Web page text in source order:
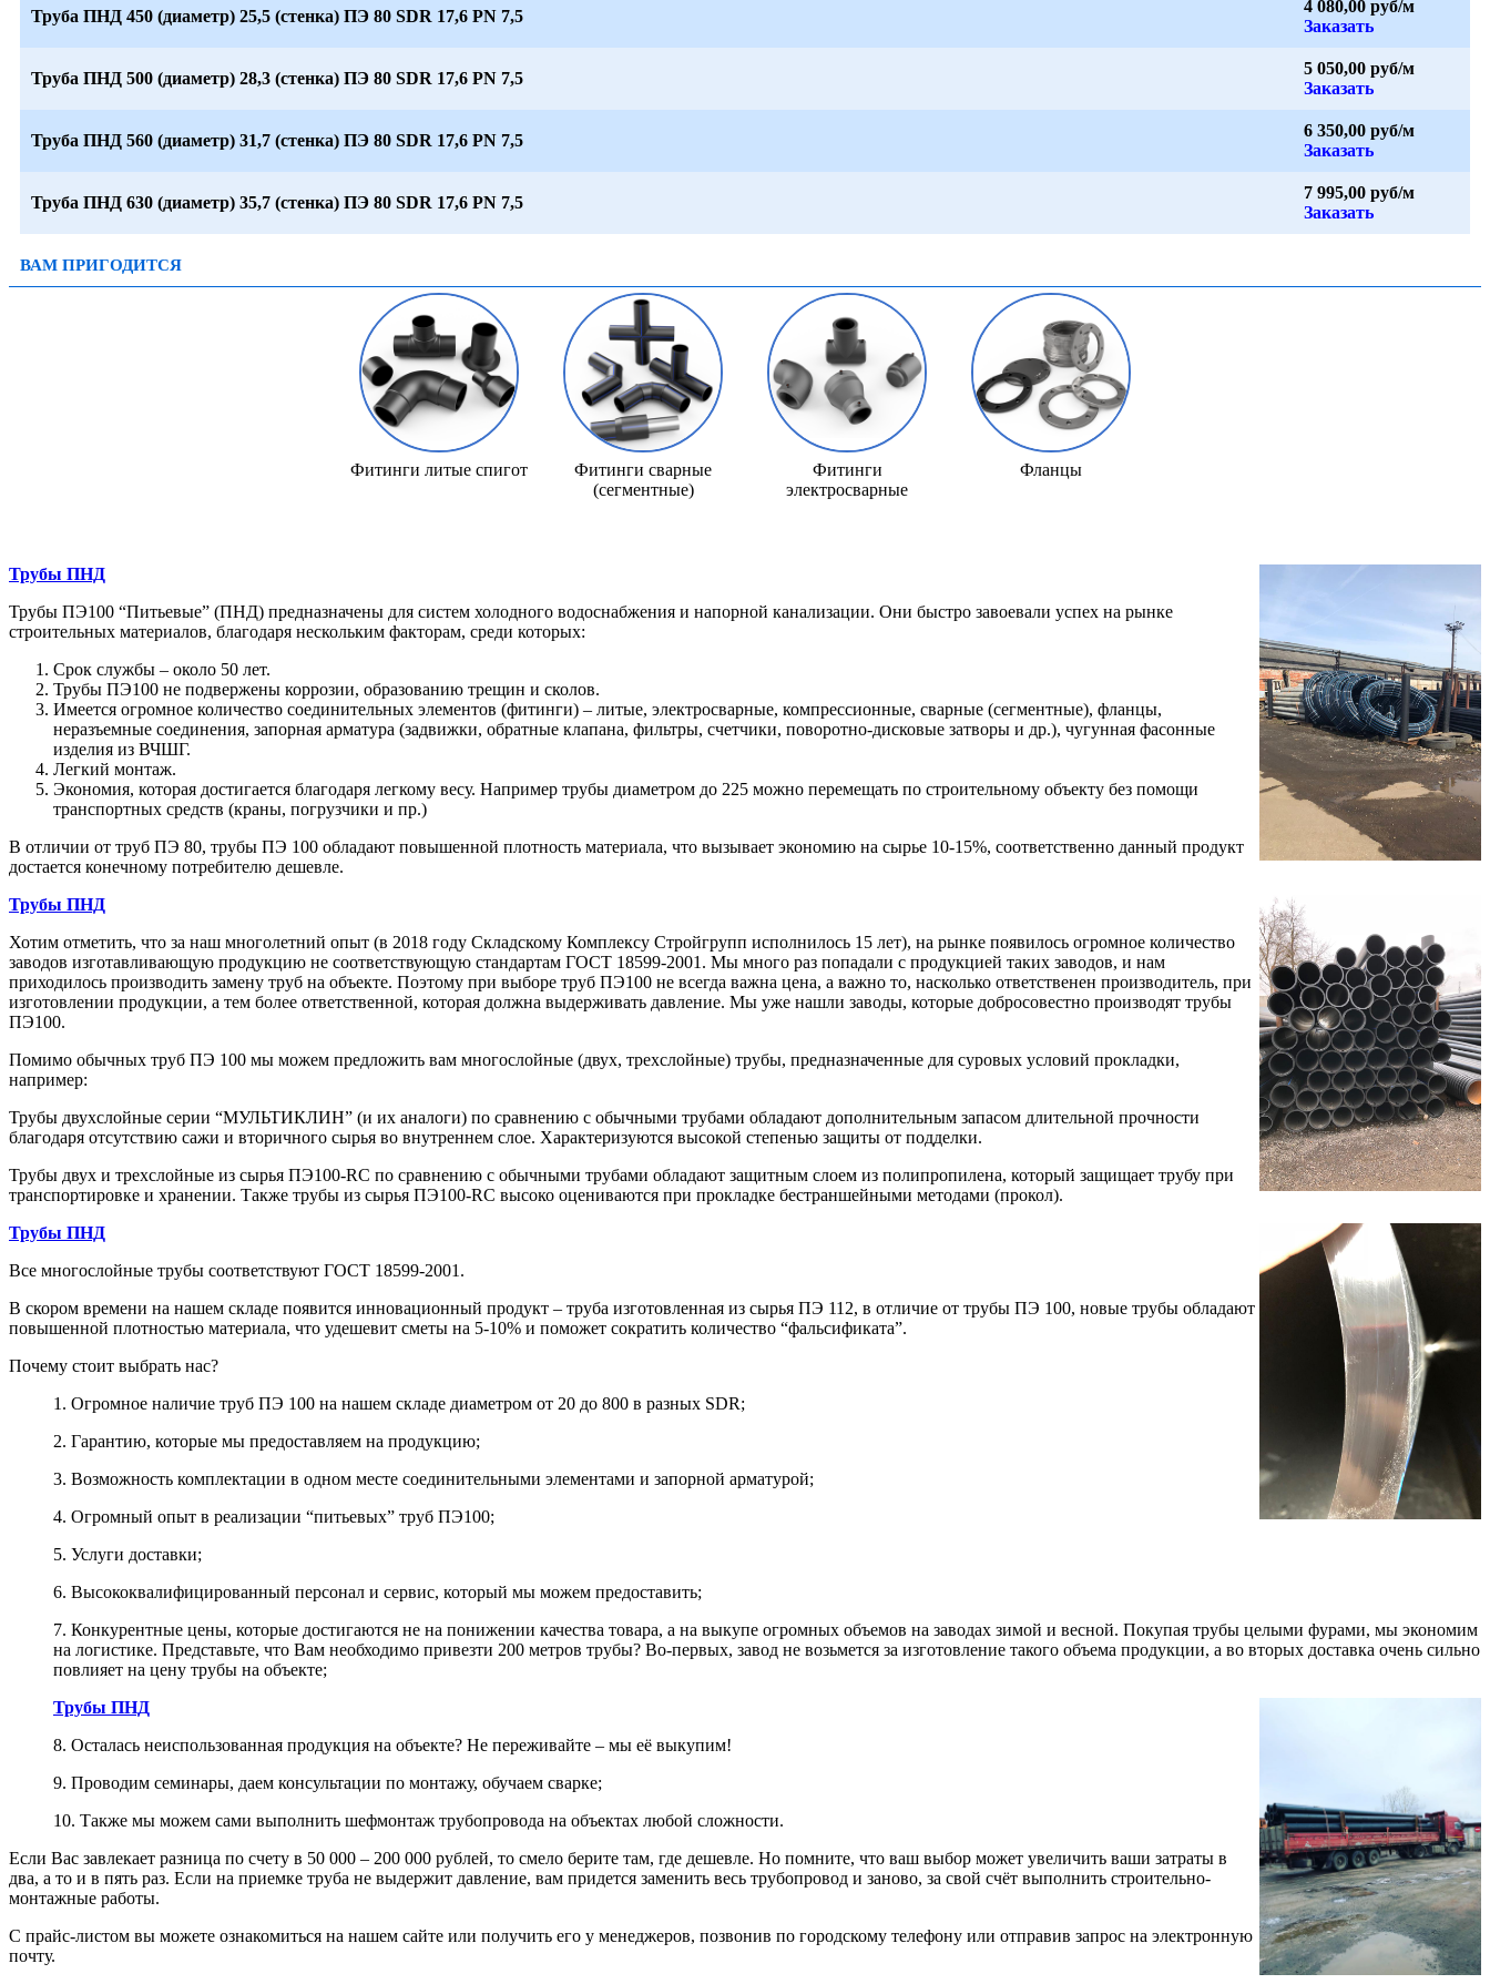
Труба ПНД 450 (диаметр) 25,5 (стенка) ПЭ 80 SDR 17,6 PN 7,5
4 080,00 руб/м
Заказать
Труба ПНД 500 (диаметр) 28,3 (стенка) ПЭ 80 SDR 17,6 PN 7,5
5 050,00 руб/м
Заказать
Труба ПНД 560 (диаметр) 31,7 (стенка) ПЭ 80 SDR 17,6 PN 7,5
6 350,00 руб/м
Заказать
Труба ПНД 630 (диаметр) 35,7 (стенка) ПЭ 80 SDR 17,6 PN 7,5
7 995,00 руб/м
Заказать
ВАМ ПРИГОДИТСЯ
Фитинги литые спигот
Фитинги сварные
(сегментные)
Фитинги
электросварные
Фланцы
Трубы ПНД
Трубы ПЭ100 “Питьевые” (ПНД) предназначены для систем холодного водоснабжения и напорной канализации. Они быстро завоевали успех на рынке
строительных материалов, благодаря нескольким факторам, среди которых:
Срок службы – около 50 лет.
Трубы ПЭ100 не подвержены коррозии, образованию трещин и сколов.
Имеется огромное количество соединительных элементов (фитинги) – литые, электросварные, компрессионные, сварные (сегментные), фланцы,
неразъемные соединения, запорная арматура (задвижки, обратные клапана, фильтры, счетчики, поворотно-дисковые затворы и др.), чугунная фасонные
изделия из ВЧШГ.
Легкий монтаж.
Экономия, которая достигается благодаря легкому весу. Например трубы диаметром до 225 можно перемещать по строительному объекту без помощи
транспортных средств (краны, погрузчики и пр.)
В отличии от труб ПЭ 80, трубы ПЭ 100 обладают повышенной плотность материала, что вызывает экономию на сырье 10-15%, соответственно данный продукт
достается конечному потребителю дешевле.
Трубы ПНД
Хотим отметить, что за наш многолетний опыт (в 2018 году Складскому Комплексу Стройгрупп исполнилось 15 лет), на рынке появилось огромное количество
заводов изготавливающую продукцию не соответствующую стандартам ГОСТ 18599-2001. Мы много раз попадали с продукцией таких заводов, и нам
приходилось производить замену труб на объекте. Поэтому при выборе труб ПЭ100 не всегда важна цена, а важно то, насколько ответственен производитель, при
изготовлении продукции, а тем более ответственной, которая должна выдерживать давление. Мы уже нашли заводы, которые добросовестно производят трубы
ПЭ100.
Помимо обычных труб ПЭ 100 мы можем предложить вам многослойные (двух, трехслойные) трубы, предназначенные для суровых условий прокладки,
например:
Трубы двухслойные серии “МУЛЬТИКЛИН” (и их аналоги) по сравнению с обычными трубами обладают дополнительным запасом длительной прочности
благодаря отсутствию сажи и вторичного сырья во внутреннем слое. Характеризуются высокой степенью защиты от подделки.
Трубы двух и трехслойные из сырья ПЭ100-RC по сравнению с обычными трубами обладают защитным слоем из полипропилена, который защищает трубу при
транспортировке и хранении. Также трубы из сырья ПЭ100-RC высоко оцениваются при прокладке бестраншейными методами (прокол).
Трубы ПНД
Все многослойные трубы соответствуют ГОСТ 18599-2001.
В скором времени на нашем складе появится инновационный продукт – труба изготовленная из сырья ПЭ 112, в отличие от трубы ПЭ 100, новые трубы обладают
повышенной плотностью материала, что удешевит сметы на 5-10% и поможет сократить количество “фальсификата”.
Почему стоит выбрать нас?
1. Огромное наличие труб ПЭ 100 на нашем складе диаметром от 20 до 800 в разных SDR;
2. Гарантию, которые мы предоставляем на продукцию;
3. Возможность комплектации в одном месте соединительными элементами и запорной арматурой;
4. Огромный опыт в реализации “питьевых” труб ПЭ100;
5. Услуги доставки;
6. Высококвалифицированный персонал и сервис, который мы можем предоставить;
7. Конкурентные цены, которые достигаются не на понижении качества товара, а на выкупе огромных объемов на заводах зимой и весной. Покупая трубы целыми фурами, мы экономим
на логистике. Представьте, что Вам необходимо привезти 200 метров трубы? Во-первых, завод не возьмется за изготовление такого объема продукции, а во вторых доставка очень сильно
повлияет на цену трубы на объекте;
Трубы ПНД
8. Осталась неиспользованная продукция на объекте? Не переживайте – мы её выкупим!
9. Проводим семинары, даем консультации по монтажу, обучаем сварке;
10. Также мы можем сами выполнить шефмонтаж трубопровода на объектах любой сложности.
Если Вас завлекает разница по счету в 50 000 – 200 000 рублей, то смело берите там, где дешевле. Но помните, что ваш выбор может увеличить ваши затраты в
два, а то и в пять раз. Если на приемке труба не выдержит давление, вам придется заменить весь трубопровод и заново, за свой счёт выполнить строительно-
монтажные работы.
С прайс-листом вы можете ознакомиться на нашем сайте или получить его у менеджеров, позвонив по городскому телефону или отправив запрос на электронную
почту.